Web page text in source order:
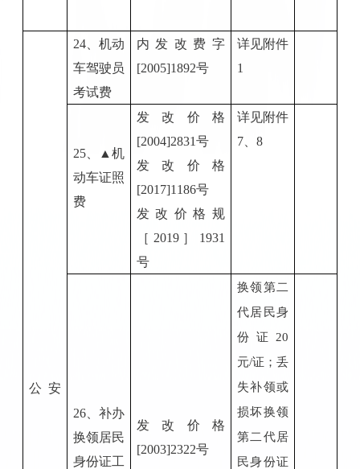
公 安
24、机动
车驾驶员
考试费
内发改费字
[2005]1892号
详见附件
1
25、
▲机
动车证照
费
发改价格
[2004]2831号
发改价格
[2017]1186号
发改价格规
［ 2019］1931
号
详见附件
7、8
26、补办
换领居民
身份证工
发改价格
[2003]2322号
换领第二
代居民身
份证 20
元/证；丢
失补领或
损坏换领
第二代居
民身份证